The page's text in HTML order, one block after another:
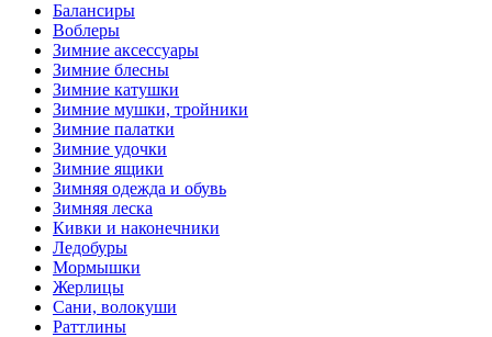
Балансиры
Воблеры
Зимние аксессуары
Зимние блесны
Зимние катушки
Зимние мушки, тройники
Зимние палатки
Зимние удочки
Зимние ящики
Зимняя одежда и обувь
Зимняя леска
Кивки и наконечники
Ледобуры
Мормышки
Жерлицы
Сани, волокуши
Раттлины